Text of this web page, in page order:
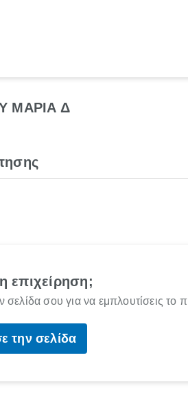
ΜΑΡΙΑ Δ
επιχείρηση;
σου για να εμπλουτίσεις το
την σελίδα